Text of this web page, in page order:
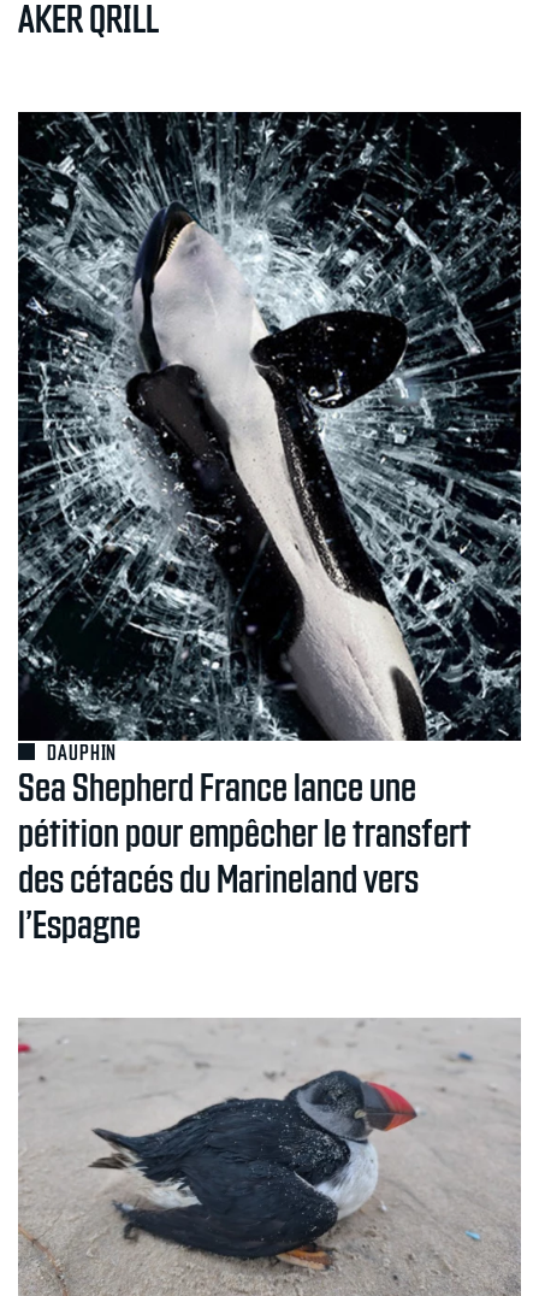
AKER QRILL
DAUPHIN
Sea Shepherd France lance une
pétition pour empêcher le transfert
des cétacés du Marineland vers
l’Espagne